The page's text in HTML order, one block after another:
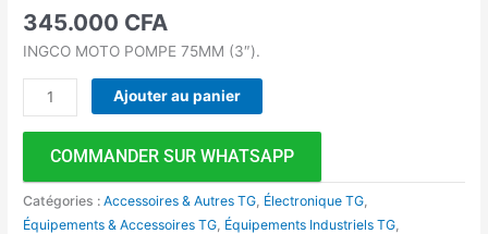
345.000 CFA
INGCO MOTO POMPE 75MM (3″).
Ajouter au panier
COMMANDER SUR WHATSAPP
Catégories :Accessoires & Autres TG Électronique TG
Équipements & Accessoires TG Équipements Industriels TG